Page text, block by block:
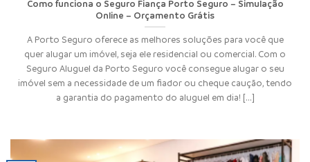
Como funciona o Seguro Fiança Porto Seguro – Simulação
Online – Orçamento Grátis
A Porto Seguro oferece as melhores soluções para você que
quer alugar um imóvel, seja ele residencial ou comercial. Com o
Seguro Aluguel da Porto Seguro você consegue alugar o seu
imóvel sem a necessidade de um fiador ou cheque caução, tendo
a garantia do pagamento do aluguel em dia! [...]